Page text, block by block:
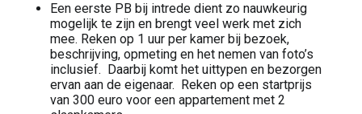
Een eerste PB bij intrede dient zo nauwkeurig
mogelijk te zijn en brengt veel werk met zich
mee. Reken op 1 uur per kamer bij bezoek,
beschrijving, opmeting en het nemen van foto’s
inclusief. Daarbij komt het uittypen en bezorgen
ervan aan de eigenaar. Reken op een startprijs
van 300 euro voor een appartement met 2